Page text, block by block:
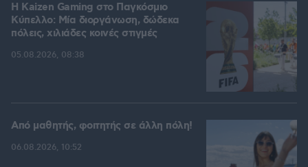
H Kaizen Gaming στο Παγκόσμιο
Kύπελλο: Μία διοργάνωση, δώδεκα
πόλεις, χιλιάδες κοινές στιγμές
05.08.2026, 08:38
Από μαθητής, φοιτητής σε άλλη πόλη!
06.08.2026, 10:52